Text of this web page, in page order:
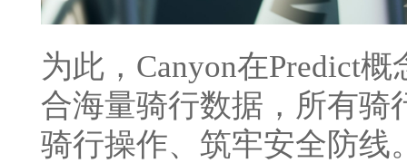
为此，Canyon在Predict
合海量骑行数据，所有骑
骑行操作、筑牢安全防线